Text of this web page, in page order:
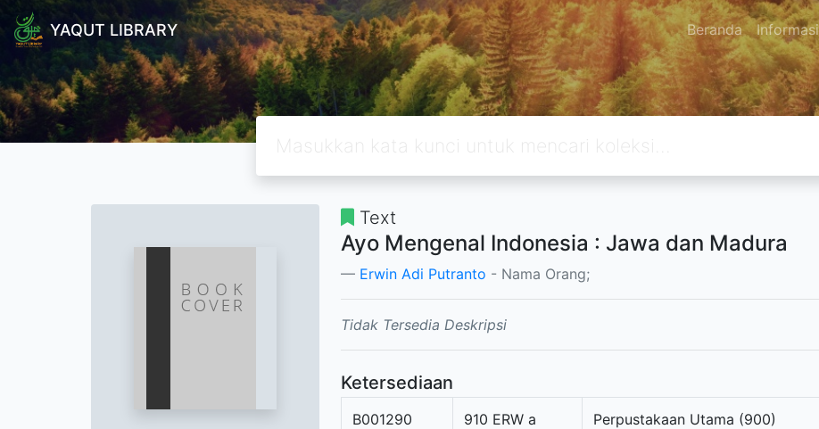
YAQUT LIBRARY Beranda Informasi
Text
Ayo Mengenal Indonesia : Jawa dan Madura
Erwin Adi Putranto - Nama Orang;
Tidak Tersedia Deskripsi
Ketersediaan
B001290 910 ERW a Perpustakaan Utama (900)